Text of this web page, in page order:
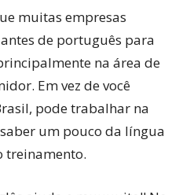
muitas empresas
de português para
na área de
Em vez de você
pode trabalhar na
um pouco da língua
treinamento.